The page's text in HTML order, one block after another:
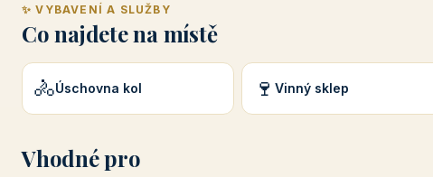
✨ VYBAVENÍ A SLUŽBY
Co najdete na místě
🚴Úschovna kol 🍷 Vinný sklep
Vhodné pro